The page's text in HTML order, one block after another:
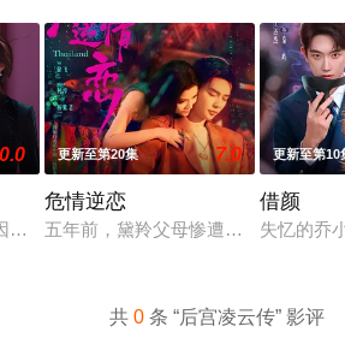
为怀孕遭遇职场性别歧视被开除，回到
更新至第20集 7.0
危情逆恋
五年前，黛羚父母惨遭四海集团丹帕
更新至第10
借颜
失忆的乔
共0 条 “后宫凌云传” 影评